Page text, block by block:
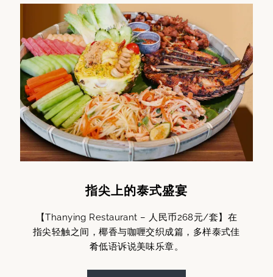
指尖上的泰式盛宴
【Thanying Restaurant – 人民币268元/套】在
指尖轻触之间，椰香与咖喱交织成篇，多样泰式佳
肴低语诉说美味乐章。